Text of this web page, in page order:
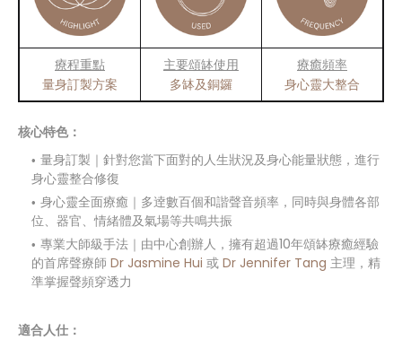
療程重點
量身訂製方案
主要頌缽使用
多缽及銅鑼
療癒頻率
身心靈大整合
核心特色：
量身訂製｜針對您當下面對的人生狀況及身心能量狀態，進行
身心靈整合修復
身心靈全面療癒｜多逹數百個和諧聲音頻率，同時與身體各部
位、器官、情緒體及氣場等共鳴共振
專業大師級手法｜由中心創辦人，擁有超過10年頌缽療癒經驗
的首席聲療師 Dr Jasmine Hui 或 Dr Jennifer Tang 主理，精
準掌握聲頻穿透力
適合人仕：